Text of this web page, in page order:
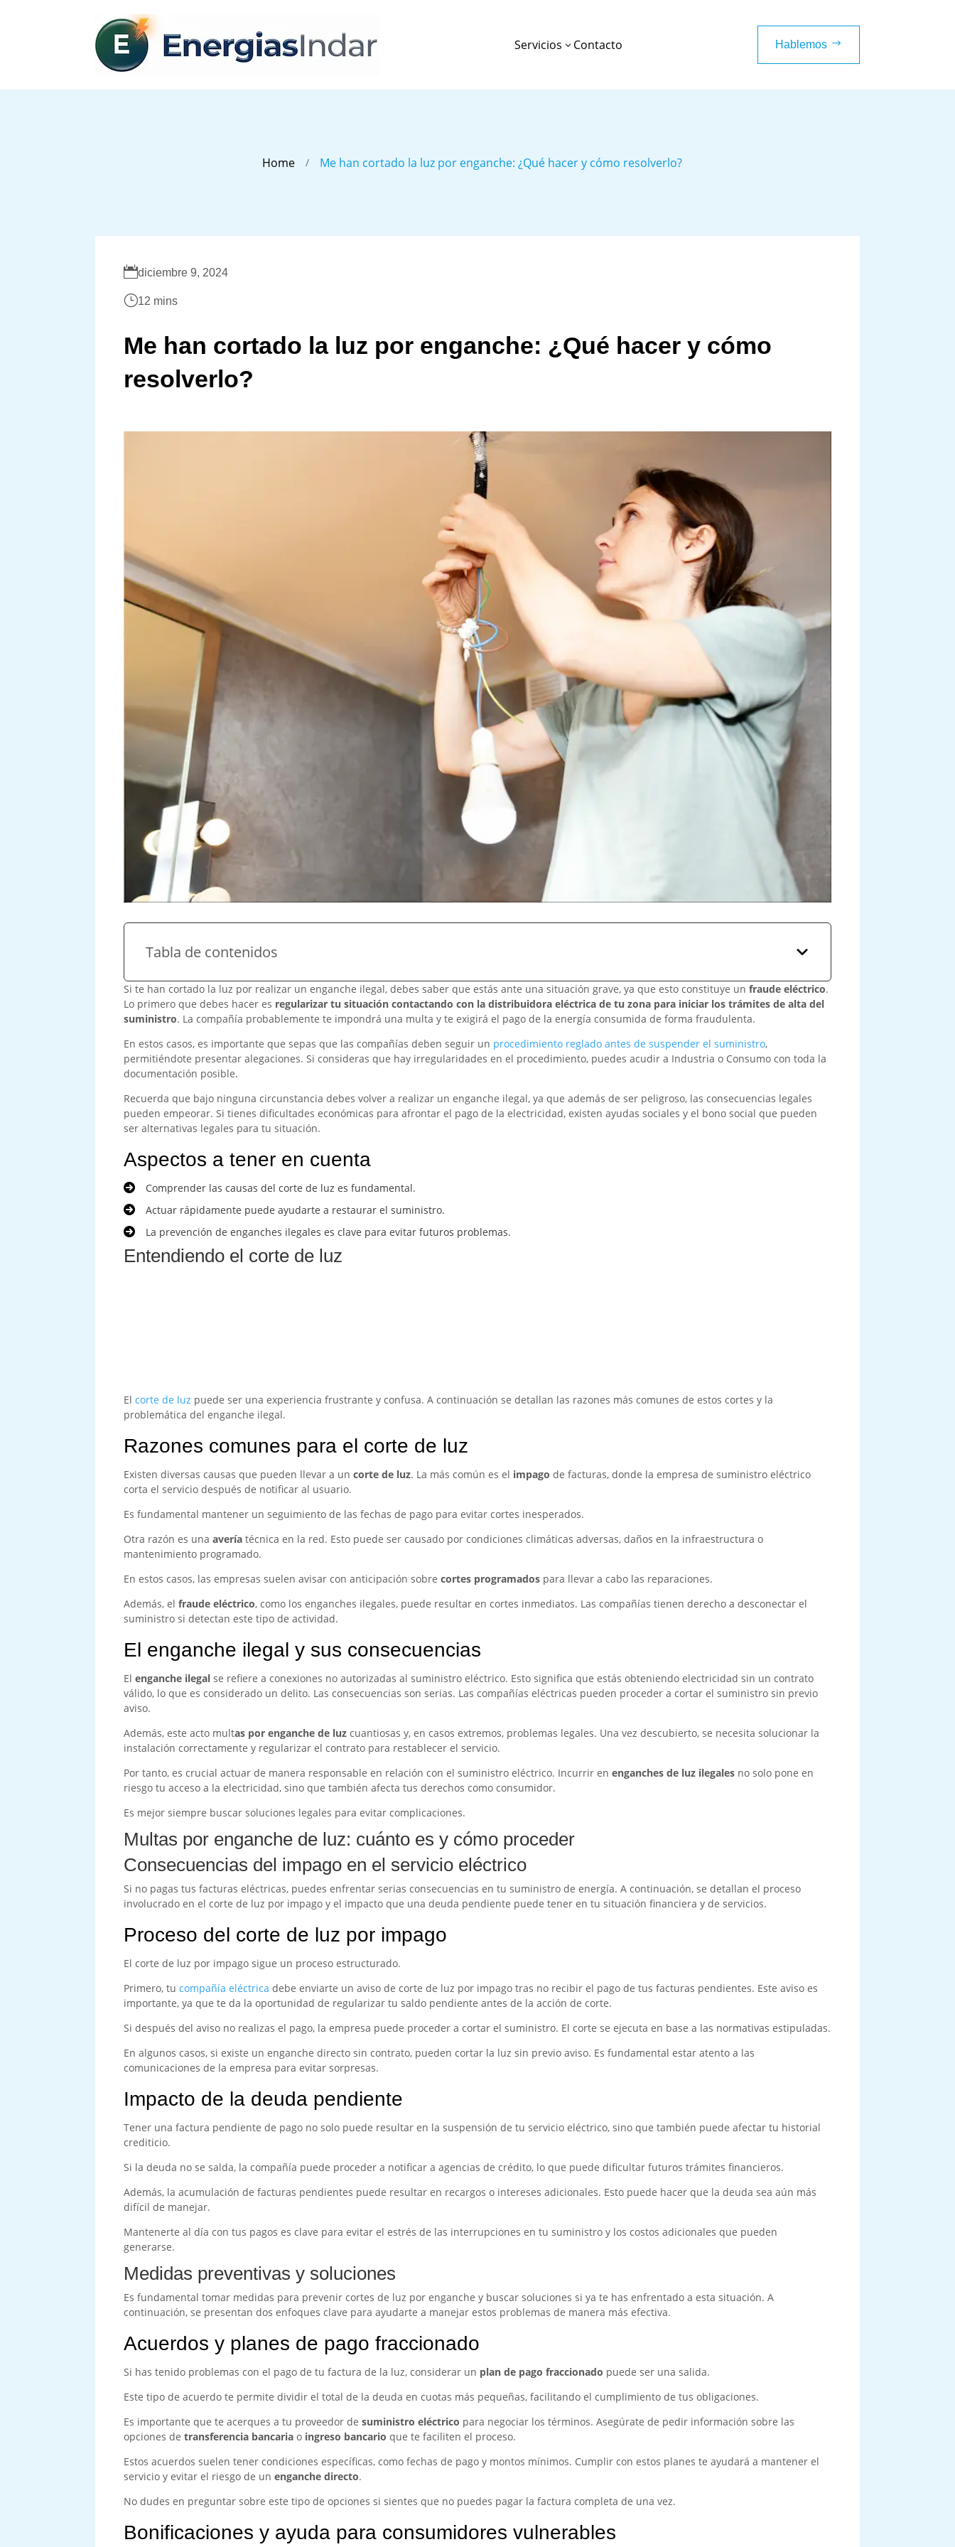
Servicios 3 Contacto Hablemos $
Home / Me han cortado la luz por enganche: ¿Qué hacer y cómo resolverlo?
diciembre 9, 2024
}12 mins
Me han cortado la luz por enganche: ¿Qué hacer y cómo
resolverlo?
Tabla de contenidos
Si te han cortado la luz por realizar un enganche ilegal, debes saber que estás ante una situación grave, ya que esto constituye unfraude eléctrico.
Lo primero que debes hacer es regularizar tu situación contactando con la distribuidora eléctrica de tu zona para iniciar los trámites de alta del
suministro. La compañía probablemente te impondrá una multa y te exigirá el pago de la energía consumida de forma fraudulenta.
En estos casos, es importante que sepas que las compañías deben seguir un procedimiento reglado antes de suspender el suministro,
permitiéndote presentar alegaciones. Si consideras que hay irregularidades en el procedimiento, puedes acudir a Industria o Consumo con toda la
documentación posible.
Recuerda que bajo ninguna circunstancia debes volver a realizar un enganche ilegal, ya que además de ser peligroso, las consecuencias legales
pueden empeorar. Si tienes dificultades económicas para afrontar el pago de la electricidad, existen ayudas sociales y el bono social que pueden
ser alternativas legales para tu situación.
Aspectos a tener en cuenta
Comprender las causas del corte de luz es fundamental.
Actuar rápidamente puede ayudarte a restaurar el suministro.
La prevención de enganches ilegales es clave para evitar futuros problemas.
Entendiendo el corte de luz
Elcorte de luz puede ser una experiencia frustrante y confusa. A continuación se detallan las razones más comunes de estos cortes y la
problemática del enganche ilegal.
Razones comunes para el corte de luz
Existen diversas causas que pueden llevar a uncorte de luz. La más común es el impago de facturas, donde la empresa de suministro eléctrico
corta el servicio después de notificar al usuario.
Es fundamental mantener un seguimiento de las fechas de pago para evitar cortes inesperados.
Otra razón es unaavería técnica en la red. Esto puede ser causado por condiciones climáticas adversas, daños en la infraestructura o
mantenimiento programado.
En estos casos, las empresas suelen avisar con anticipación sobrecortes programados para llevar a cabo las reparaciones.
Además, elfraude eléctrico, como los enganches ilegales, puede resultar en cortes inmediatos. Las compañías tienen derecho a desconectar el
suministro si detectan este tipo de actividad.
El enganche ilegal y sus consecuencias
Elenganche ilegal se refiere a conexiones no autorizadas al suministro eléctrico. Esto significa que estás obteniendo electricidad sin un contrato
válido, lo que es considerado un delito. Las consecuencias son serias. Las compañías eléctricas pueden proceder a cortar el suministro sin previo
aviso.
Además, este acto multas por enganche de luz cuantiosas y, en casos extremos, problemas legales. Una vez descubierto, se necesita solucionar la
instalación correctamente y regularizar el contrato para restablecer el servicio.
Por tanto, es crucial actuar de manera responsable en relación con el suministro eléctrico. Incurrir enenganches de luz ilegales no solo pone en
riesgo tu acceso a la electricidad, sino que también afecta tus derechos como consumidor.
Es mejor siempre buscar soluciones legales para evitar complicaciones.
Multas por enganche de luz: cuánto es y cómo proceder
Consecuencias del impago en el servicio eléctrico
Si no pagas tus facturas eléctricas, puedes enfrentar serias consecuencias en tu suministro de energía. A continuación, se detallan el proceso
involucrado en el corte de luz por impago y el impacto que una deuda pendiente puede tener en tu situación financiera y de servicios.
Proceso del corte de luz por impago
El corte de luz por impago sigue un proceso estructurado.
Primero, tucompañía eléctrica debe enviarte un aviso de corte de luz por impago tras no recibir el pago de tus facturas pendientes. Este aviso es
importante, ya que te da la oportunidad de regularizar tu saldo pendiente antes de la acción de corte.
Si después del aviso no realizas el pago, la empresa puede proceder a cortar el suministro. El corte se ejecuta en base a las normativas estipuladas.
En algunos casos, si existe un enganche directo sin contrato, pueden cortar la luz sin previo aviso. Es fundamental estar atento a las
comunicaciones de la empresa para evitar sorpresas.
Impacto de la deuda pendiente
Tener una factura pendiente de pago no solo puede resultar en la suspensión de tu servicio eléctrico, sino que también puede afectar tu historial
crediticio.
Si la deuda no se salda, la compañía puede proceder a notificar a agencias de crédito, lo que puede dificultar futuros trámites financieros.
Además, la acumulación de facturas pendientes puede resultar en recargos o intereses adicionales. Esto puede hacer que la deuda sea aún más
difícil de manejar.
Mantenerte al día con tus pagos es clave para evitar el estrés de las interrupciones en tu suministro y los costos adicionales que pueden
generarse.
Medidas preventivas y soluciones
Es fundamental tomar medidas para prevenir cortes de luz por enganche y buscar soluciones si ya te has enfrentado a esta situación. A
continuación, se presentan dos enfoques clave para ayudarte a manejar estos problemas de manera más efectiva.
Acuerdos y planes de pago fraccionado
Si has tenido problemas con el pago de tu factura de la luz, considerar un plan de pago fraccionado puede ser una salida.
Este tipo de acuerdo te permite dividir el total de la deuda en cuotas más pequeñas, facilitando el cumplimiento de tus obligaciones.
Es importante que te acerques a tu proveedor desuministro eléctrico para negociar los términos. Asegúrate de pedir información sobre las
opciones detransferencia bancaria o ingreso bancario que te faciliten el proceso.
Estos acuerdos suelen tener condiciones específicas, como fechas de pago y montos mínimos. Cumplir con estos planes te ayudará a mantener el
servicio y evitar el riesgo de unenganche directo.
No dudes en preguntar sobre este tipo de opciones si sientes que no puedes pagar la factura completa de una vez.
Bonificaciones y ayuda para consumidores vulnerables